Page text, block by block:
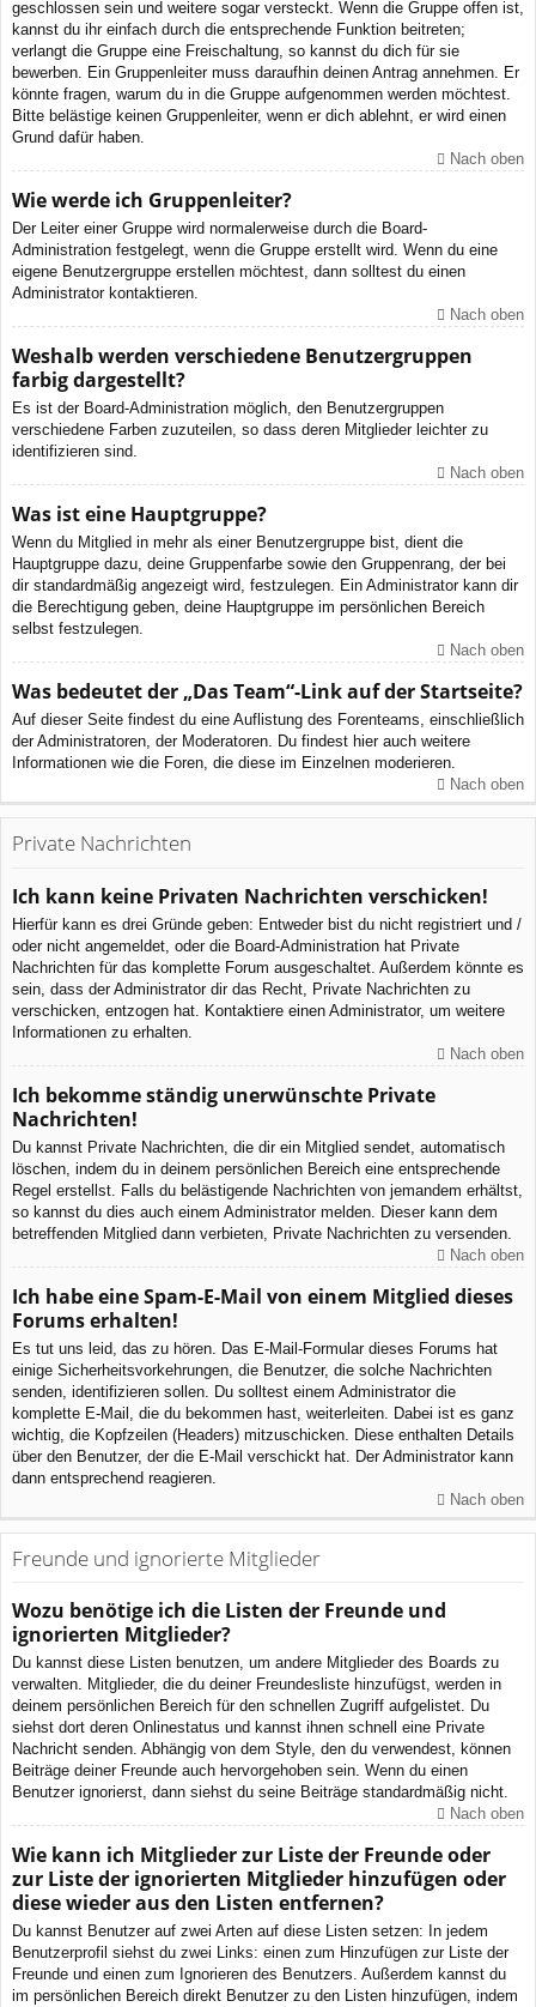
geschlossen sein und weitere sogar versteckt. Wenn die Gruppe offen ist,
kannst du ihr einfach durch die entsprechende Funktion beitreten;
verlangt die Gruppe eine Freischaltung, so kannst du dich für sie
bewerben. Ein Gruppenleiter muss daraufhin deinen Antrag annehmen. Er
könnte fragen, warum du in die Gruppe aufgenommen werden möchtest.
Bitte belästige keinen Gruppenleiter, wenn er dich ablehnt, er wird einen
Grund dafür haben.
Nach oben
Wie werde ich Gruppenleiter?
Der Leiter einer Gruppe wird normalerweise durch die Board-
Administration festgelegt, wenn die Gruppe erstellt wird. Wenn du eine
eigene Benutzergruppe erstellen möchtest, dann solltest du einen
Administrator kontaktieren.
Nach oben
Weshalb werden verschiedene Benutzergruppen
farbig dargestellt?
Es ist der Board-Administration möglich, den Benutzergruppen
verschiedene Farben zuzuteilen, so dass deren Mitglieder leichter zu
identifizieren sind.
Nach oben
Was ist eine Hauptgruppe?
Wenn du Mitglied in mehr als einer Benutzergruppe bist, dient die
Hauptgruppe dazu, deine Gruppenfarbe sowie den Gruppenrang, der bei
dir standardmäßig angezeigt wird, festzulegen. Ein Administrator kann dir
die Berechtigung geben, deine Hauptgruppe im persönlichen Bereich
selbst festzulegen.
Nach oben
Was bedeutet der „Das Team“-Link auf der Startseite?
Auf dieser Seite findest du eine Auflistung des Forenteams, einschließlich
der Administratoren, der Moderatoren. Du findest hier auch weitere
Informationen wie die Foren, die diese im Einzelnen moderieren.
Nach oben
Private Nachrichten
Ich kann keine Privaten Nachrichten verschicken!
Hierfür kann es drei Gründe geben: Entweder bist du nicht registriert und /
oder nicht angemeldet, oder die Board-Administration hat Private
Nachrichten für das komplette Forum ausgeschaltet. Außerdem könnte es
sein, dass der Administrator dir das Recht, Private Nachrichten zu
verschicken, entzogen hat. Kontaktiere einen Administrator, um weitere
Informationen zu erhalten.
Nach oben
Ich bekomme ständig unerwünschte Private
Nachrichten!
Du kannst Private Nachrichten, die dir ein Mitglied sendet, automatisch
löschen, indem du in deinem persönlichen Bereich eine entsprechende
Regel erstellst. Falls du belästigende Nachrichten von jemandem erhältst,
so kannst du dies auch einem Administrator melden. Dieser kann dem
betreffenden Mitglied dann verbieten, Private Nachrichten zu versenden.
Nach oben
Ich habe eine Spam-E-Mail von einem Mitglied dieses
Forums erhalten!
Es tut uns leid, das zu hören. Das E-Mail-Formular dieses Forums hat
einige Sicherheitsvorkehrungen, die Benutzer, die solche Nachrichten
senden, identifizieren sollen. Du solltest einem Administrator die
komplette E-Mail, die du bekommen hast, weiterleiten. Dabei ist es ganz
wichtig, die Kopfzeilen (Headers) mitzuschicken. Diese enthalten Details
über den Benutzer, der die E-Mail verschickt hat. Der Administrator kann
dann entsprechend reagieren.
Nach oben
Freunde und ignorierte Mitglieder
Wozu benötige ich die Listen der Freunde und
ignorierten Mitglieder?
Du kannst diese Listen benutzen, um andere Mitglieder des Boards zu
verwalten. Mitglieder, die du deiner Freundesliste hinzufügst, werden in
deinem persönlichen Bereich für den schnellen Zugriff aufgelistet. Du
siehst dort deren Onlinestatus und kannst ihnen schnell eine Private
Nachricht senden. Abhängig von dem Style, den du verwendest, können
Beiträge deiner Freunde auch hervorgehoben sein. Wenn du einen
Benutzer ignorierst, dann siehst du seine Beiträge standardmäßig nicht.
Nach oben
Wie kann ich Mitglieder zur Liste der Freunde oder
zur Liste der ignorierten Mitglieder hinzufügen oder
diese wieder aus den Listen entfernen?
Du kannst Benutzer auf zwei Arten auf diese Listen setzen: In jedem
Benutzerprofil siehst du zwei Links: einen zum Hinzufügen zur Liste der
Freunde und einen zum Ignorieren des Benutzers. Außerdem kannst du
im persönlichen Bereich direkt Benutzer zu den Listen hinzufügen, indem